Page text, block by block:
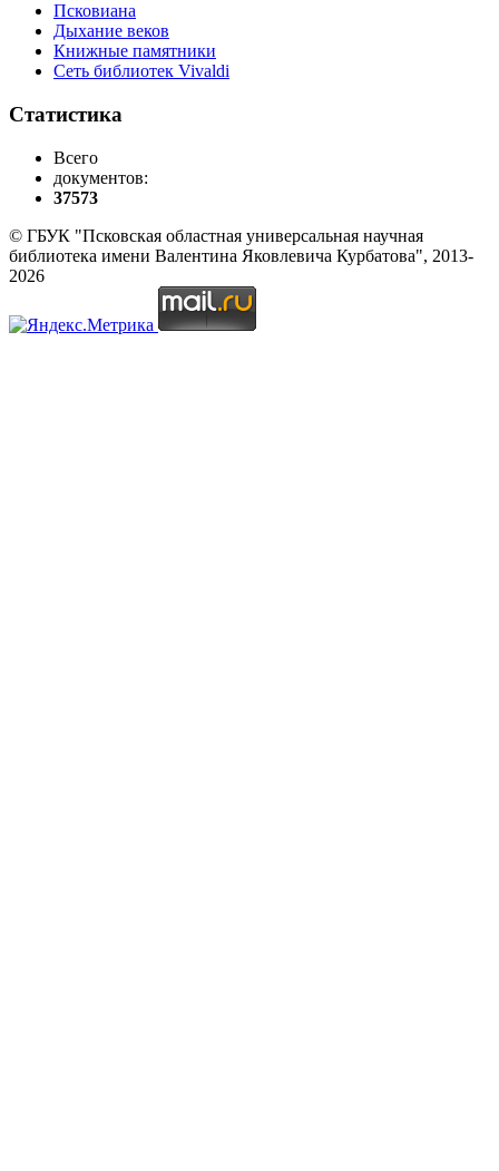
Псковиана
Дыхание веков
Книжные памятники
Сеть библиотек Vivaldi
Статистика
Всего
документов:
37573
© ГБУК "Псковская областная универсальная научная
библиотека имени Валентина Яковлевича Курбатова", 2013-
2026